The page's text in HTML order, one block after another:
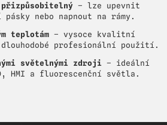
– lze upevnit
nebo napnout na rámy.
teplotám – vysoce kvalitní
profesionální použití.
světelnými zdroji – ideální
HMI a fluorescenční světla.